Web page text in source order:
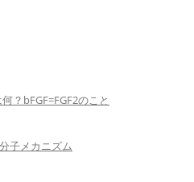
？bFGF=FGF2のこと
子メカニズム